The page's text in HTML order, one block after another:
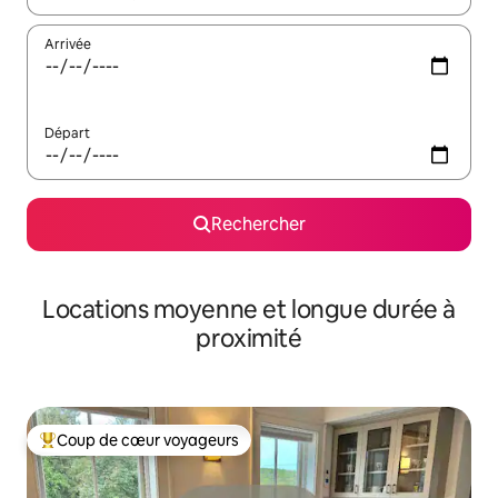
Arrivée
Départ
Rechercher
Locations moyenne et longue durée à
proximité
Coups de cœur voyageurs les plus appréciés
Coup de cœur voyageurs